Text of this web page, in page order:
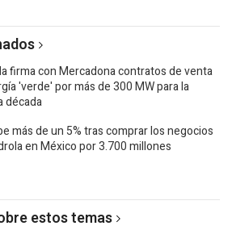
firma con Mercadona contratos de venta
'verde' por más de 300 MW para la
década
más de un 5% tras comprar los negocios
en México por 3.700 millones
estos temas